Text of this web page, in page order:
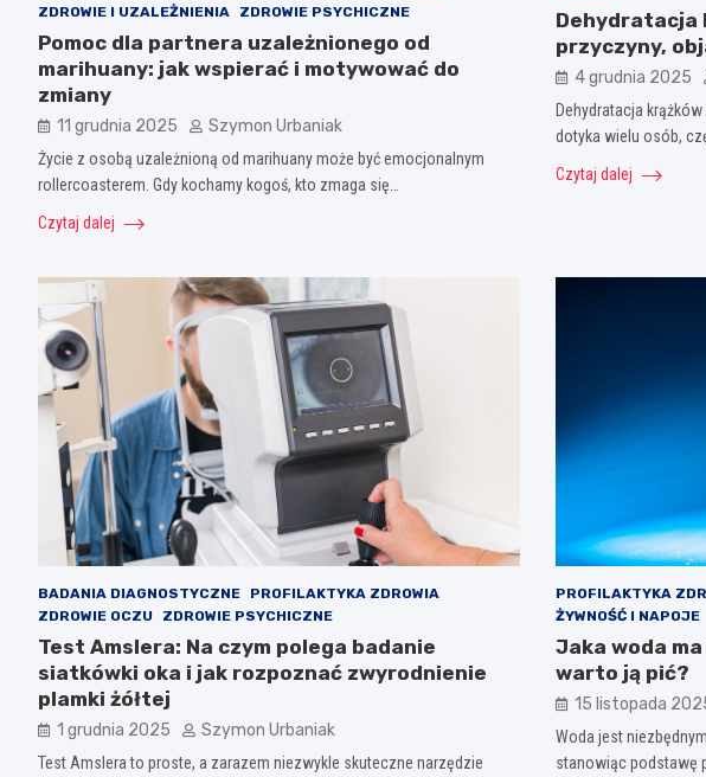
ZDROWIE I UZALEŻNIENIA
ZDROWIE PSYCHICZNE
Pomoc dla partnera uzależnionego od
marihuany: jak wspierać i motywować do
zmiany
11 grudnia 2025 Szymon Urbaniak
Życie z osobą uzależnioną od marihuany może być emocjonalnym
rollercoasterem. Gdy kochamy kogoś, kto zmaga się…
Czytaj dalej
Dehydratacja
przyczyny,
4 grudnia 2025
Dehydratacja
dotyka wielu osób,
Czytaj dalej
BADANIA DIAGNOSTYCZNE
PROFILAKTYKA ZDROWIA
ZDROWIE OCZU
ZDROWIE PSYCHICZNE
Test Amslera: Na czym polega badanie
siatkówki oka i jak rozpoznać zwyrodnienie
plamki żółtej
1 grudnia 2025 Szymon Urbaniak
Test Amslera to proste, a zarazem niezwykle skuteczne narzędzie
PROFILAKTYKA
ŻYWNOŚĆ I NAPOJE
Jaka woda
warto ją pić?
15 listopada
Woda jest
stanowiąc podstawę